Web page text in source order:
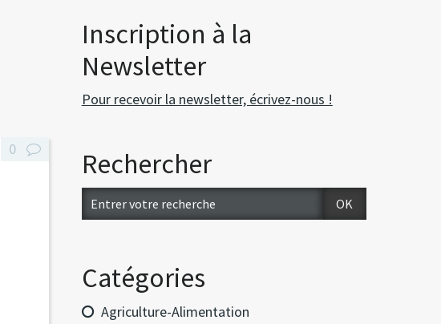
0
Inscription à la
Newsletter
Pour recevoir la newsletter, écrivez-nous !
Rechercher
Catégories
Agriculture-Alimentation